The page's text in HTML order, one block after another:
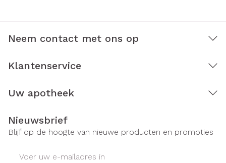
Neem contact met ons op
Klantenservice
Uw apotheek
Nieuwsbrief
Blijf op de hoogte van nieuwe producten en promoties